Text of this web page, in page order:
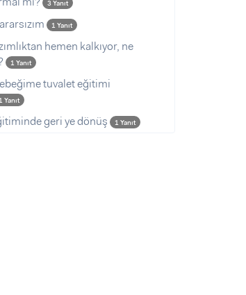
3 Yanıt
1 Yanıt
hemen kalkıyor, ne
1 Yanıt
tuvalet eğitimi
1 Yanıt
geri ye dönüş 1 Yanıt